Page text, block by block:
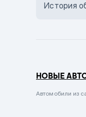
История
НОВЫЕ
Автомобили из